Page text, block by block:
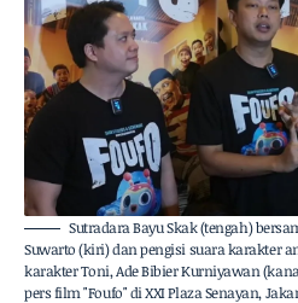
Sutradara Bayu Skak (tengah)
Suwarto (kiri) dan pengisi suara karakter
karakter Toni, Ade Bibier Kurniyawan
pers film "Foufo" di XXI Plaza Senayan,